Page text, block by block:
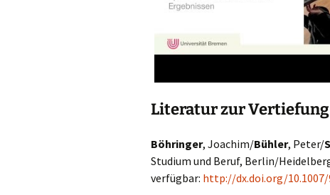
Literatur zur Vertiefung
Böhringer, Joachim/Bühler, Peter/
Studium und Beruf, Berlin/
verfügbar: http://dx.doi.org/10.1007/